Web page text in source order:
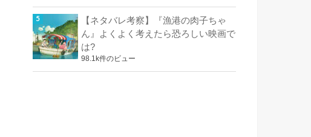
【ネタバレ考察】『漁港の肉子ちゃ
ん』よくよく考えたら恐ろしい映画で
は?
98.1k件のビュー